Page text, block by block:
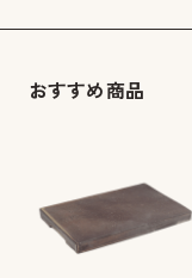
おすすめ商品